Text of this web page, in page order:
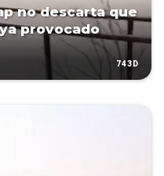
no descarta que
provocado
743D